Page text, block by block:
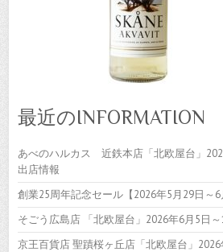
最近のINFORMATION
あべのハルカス 近鉄本店「北欧屋台」
出店情報
創業25周年記念セール【2026年5月29日～6
そごう広島店 「北欧屋台」2026年6月5日
京王百貨店 聖蹟桜ヶ丘店「北欧屋台」